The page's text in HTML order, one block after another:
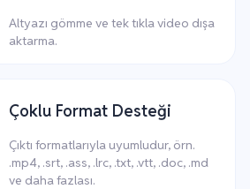
Altyazı gömme ve tek tıkla video dışa
aktarma.
Çoklu Format Desteği
Çıktı formatlarıyla uyumludur, örn.
.mp4, .srt, .ass, .lrc, .txt, .vtt, .doc, .md
ve daha fazlası.